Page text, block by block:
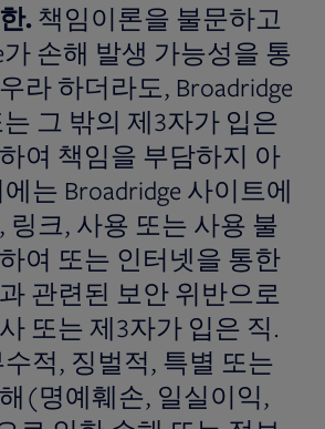
. 책임이론을 불문하고
가 손해 발생 가능성을 통
라 하더라도, Broadridge
그 밖의 제3자가 입은
여 책임을 부담하지 아
는 Broadridge 사이트에
링크, 사용 또는 사용 불
여 또는 인터넷을 통한
관련된 보안 위반으로
또는 제3자가 입은 직.
적, 징벌적, 특별 또는
(명예훼손, 일실이익,